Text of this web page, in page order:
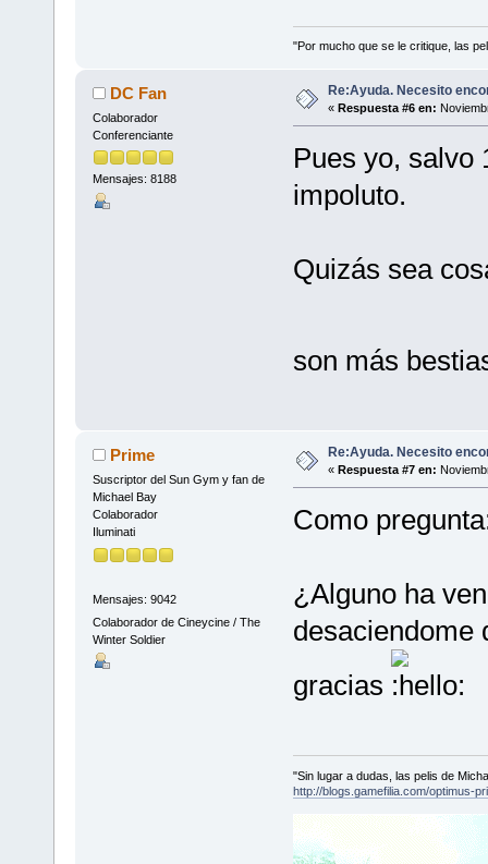
"Por mucho que se le critique, las
DC Fan
Colaborador
Conferenciante
Mensajes: 8188
Re:Ayuda. Necesito
« Respuesta #6 en:
Pues yo, salvo
impoluto.
Quizás sea
son más
Prime
Suscriptor del Sun Gym y fan de
Michael Bay
Colaborador
Iluminati
Mensajes: 9042
Colaborador de Cineycine / The
Winter Soldier
Re:Ayuda. Necesito
« Respuesta #7 en:
Como
¿Alguno ha
desaciendome
gracias
"Sin lugar a dudas, las pelis de
http://blogs.gamefilia.com/optimus-